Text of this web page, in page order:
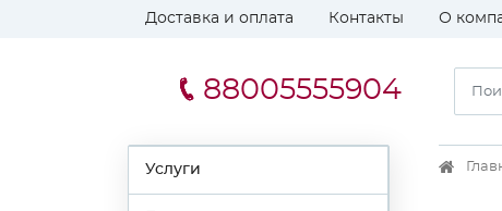
Доставка и оплата Контакты О
88005555904
Услуги